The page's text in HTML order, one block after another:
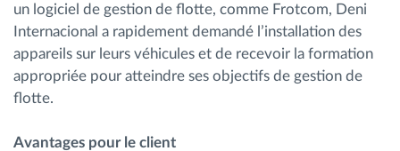
un logiciel de gestion de flotte, comme Frotcom, Deni
Internacional a rapidement demandé l’installation des
appareils sur leurs véhicules et de recevoir la formation
appropriée pour atteindre ses objectifs de gestion de
flotte.
Avantages pour le client